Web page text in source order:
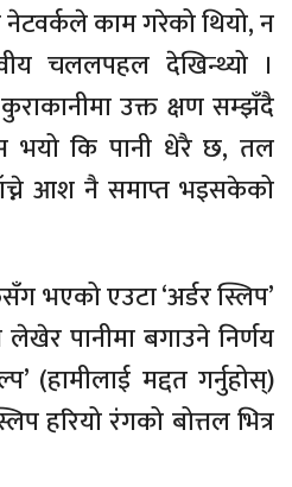
काम गरेको थियो, न
चललपहल देखिन्थ्यो ।
उक्त क्षण सम्झँदै
भयो कि पानी धेरै छ, तल
आश नै समाप्त भइसकेको
एउटा ‘अर्डर स्लिप’
पानीमा बगाउने निर्णय
(हामीलाई मद्दत गर्नुहोस्)
हरियो रंगको बोत्तल भित्र